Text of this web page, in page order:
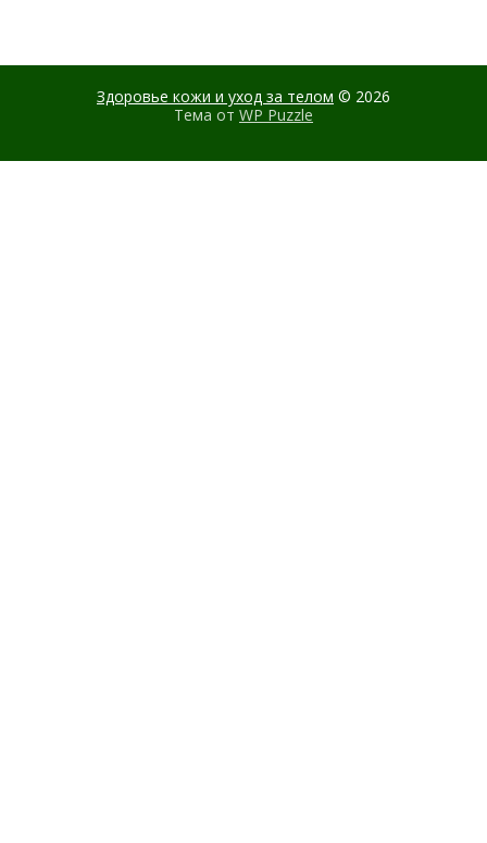
Здоровье кожи и уход за телом © 2026
Тема от WP Puzzle